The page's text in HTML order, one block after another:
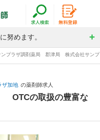
努めます。
ンプラザ調剤薬局 郡津局 株式会社サンプ
ザ加地 の薬剤師求人
OTCの取扱の豊富な